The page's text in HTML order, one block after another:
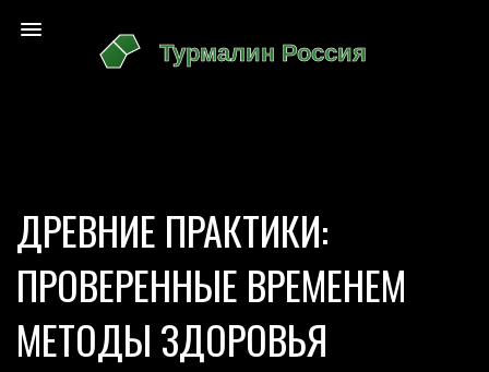
ДРЕВНИЕ ПРАКТИКИ:
ПРОВЕРЕННЫЕ ВРЕМЕНЕМ
МЕТОДЫ ЗДОРОВЬЯ